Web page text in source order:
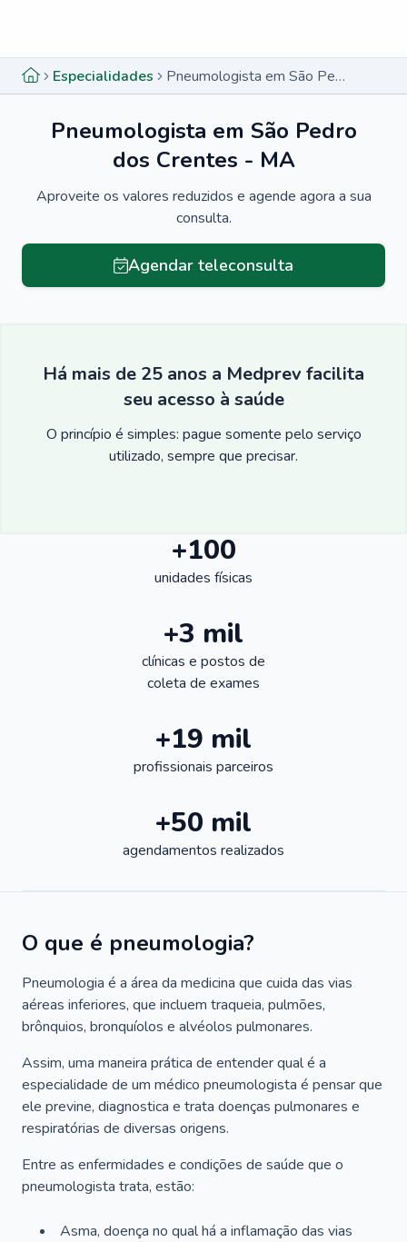
Especialidades Pneumologista em São Pedro dos Crentes - MA
Pneumologista em São Pedro
dos Crentes - MA
Aproveite os valores reduzidos e agende agora a sua
consulta.
Agendar teleconsulta
Há mais de 25 anos a Medprev facilita
seu acesso à saúde
O princípio é simples: pague somente pelo serviço
utilizado, sempre que precisar.
+100
unidades físicas
+3 mil
clínicas e postos de
coleta de exames
+19 mil
profissionais parceiros
+50 mil
agendamentos realizados
O que é pneumologia?
Pneumologia é a área da medicina que cuida das vias
aéreas inferiores, que incluem traqueia, pulmões,
brônquios, bronquíolos e alvéolos pulmonares.
Assim, uma maneira prática de entender qual é a
especialidade de um médico pneumologista é pensar que
ele previne, diagnostica e trata doenças pulmonares e
respiratórias de diversas origens.
Entre as enfermidades e condições de saúde que o
pneumologista trata, estão:
Asma, doença no qual há a inflamação das vias